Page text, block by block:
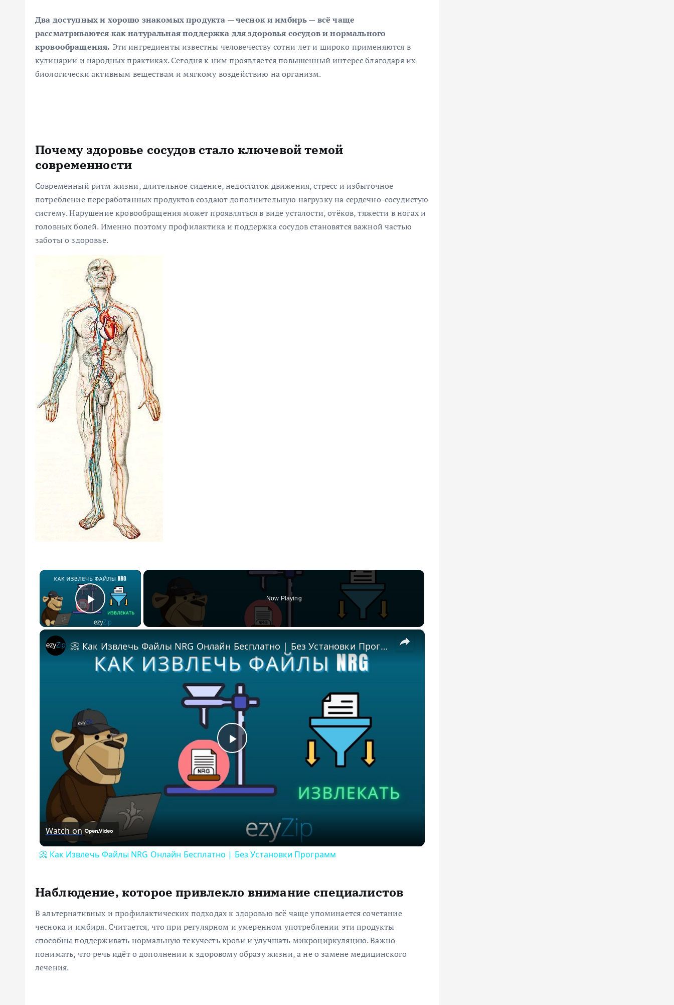
Два доступных и хорошо знакомых продукта — чеснок и имбирь — всё чаще
рассматриваются как натуральная поддержка для здоровья сосудов и нормального
кровообращения. Эти ингредиенты известны человечеству сотни лет и широко применяются в
кулинарии и народных практиках. Сегодня к ним проявляется повышенный интерес благодаря их
биологически активным веществам и мягкому воздействию на организм.
Почему здоровье сосудов стало ключевой темой
современности
Современный ритм жизни, длительное сидение, недостаток движения, стресс и избыточное
потребление переработанных продуктов создают дополнительную нагрузку на сердечно-сосудистую
систему. Нарушение кровообращения может проявляться в виде усталости, отёков, тяжести в ногах и
головных болей. Именно поэтому профилактика и поддержка сосудов становятся важной частью
заботы о здоровье.
×
Play Video
Now Playing
×
Play Video
📀 Как Извлечь Файлы NRG Онлайн Бесплатно | Без Установки Программ
Watch on
📀 Как Извлечь Файлы NRG Онлайн Бесплатно | Без Установки Программ
Наблюдение, которое привлекло внимание специалистов
В альтернативных и профилактических подходах к здоровью всё чаще упоминается сочетание
чеснока и имбиря. Считается, что при регулярном и умеренном употреблении эти продукты
способны поддерживать нормальную текучесть крови и улучшать микроциркуляцию. Важно
понимать, что речь идёт о дополнении к здоровому образу жизни, а не о замене медицинского
лечения.